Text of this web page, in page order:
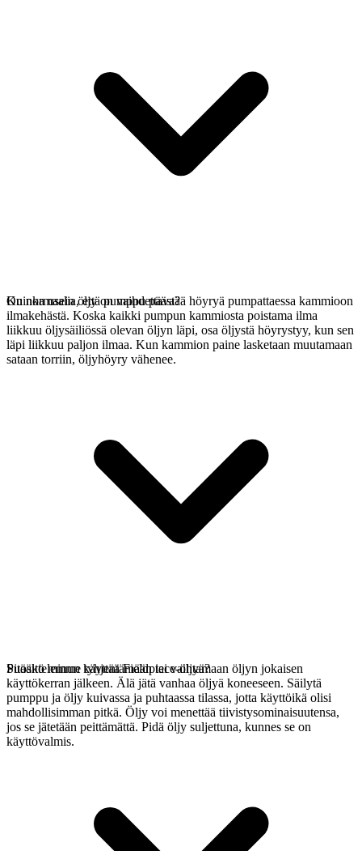
On normaalia, että pumppu päästää höyryä pumpattaessa kammioon
ilmakehästä. Koska kaikki pumpun kammiosta poistama ilma
liikkuu öljysäiliössä olevan öljyn läpi, osa öljystä höyrystyy, kun sen
läpi liikkuu paljon ilmaa. Kun kammion paine lasketaan muutamaan
sataan torriin, öljyhöyry vähenee.
Kuinka usein öljy on vaihdettava?
Suosittelemme tyhjentämään tai vaihtamaan öljyn jokaisen
käyttökerran jälkeen. Älä jätä vanhaa öljyä koneeseen. Säilytä
pumppu ja öljy kuivassa ja puhtaassa tilassa, jotta käyttöikä olisi
mahdollisimman pitkä. Öljy voi menettää tiivistysominaisuutensa,
jos se jätetään peittämättä. Pidä öljy suljettuna, kunnes se on
käyttövalmis.
Pitääkö minun käyttää Fieldpiece-öljyä?